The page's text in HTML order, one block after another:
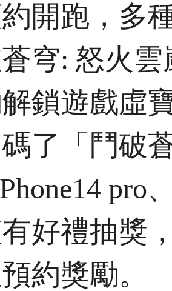
開跑，多
蒼穹: 怒火
鎖遊戲虛
了「鬥破
pro
好禮抽獎
約獎勵。